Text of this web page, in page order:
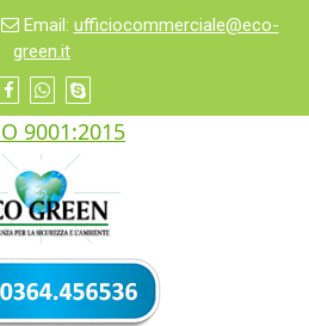
Email: ufficiocommerciale@eco-
green.it
9001:2015